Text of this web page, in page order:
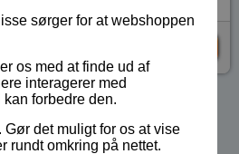
i kategorien Kuglebane
sørger for at webshoppen
os med at finde ud af
interagerer med
forbedre den.
. Gør det muligt for os at vise
rundt omkring på nettet.